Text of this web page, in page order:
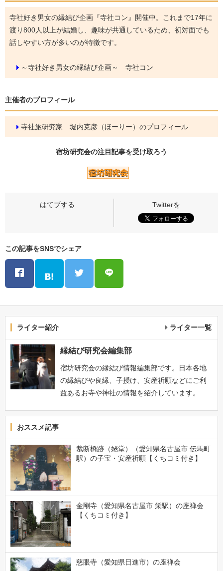
寺社好き男女の縁結び企画『寺社コン』開催中。これまで17年に
渡り800人以上が結婚し、趣味が共通しているため、初対面でも
話しやすい方が多いのが特徴です。
～寺社好き男女の縁結び企画～ 寺社コン
主催者のプロフィール
寺社旅研究家 堀内克彦（ほーりー）のプロフィール
宿坊研究会の注目記事を受け取ろう
この記事をSNSでシェア
ライター紹介 ライター一覧
縁結び研究会編集部
宿坊研究会の縁結び情報編集部です。日本各地
の縁結びや良縁、子授け、安産祈願などにご利
益あるお寺や神社の情報を紹介しています。
おススメ記事
裁断橋跡（姥堂）（愛知県名古屋市 伝馬町
駅）の子宝・安産祈願【くちコミ付き】
金剛寺（愛知県名古屋市 栄駅）の座禅会
【くちコミ付き】
慈眼寺（愛知県日進市）の座禅会